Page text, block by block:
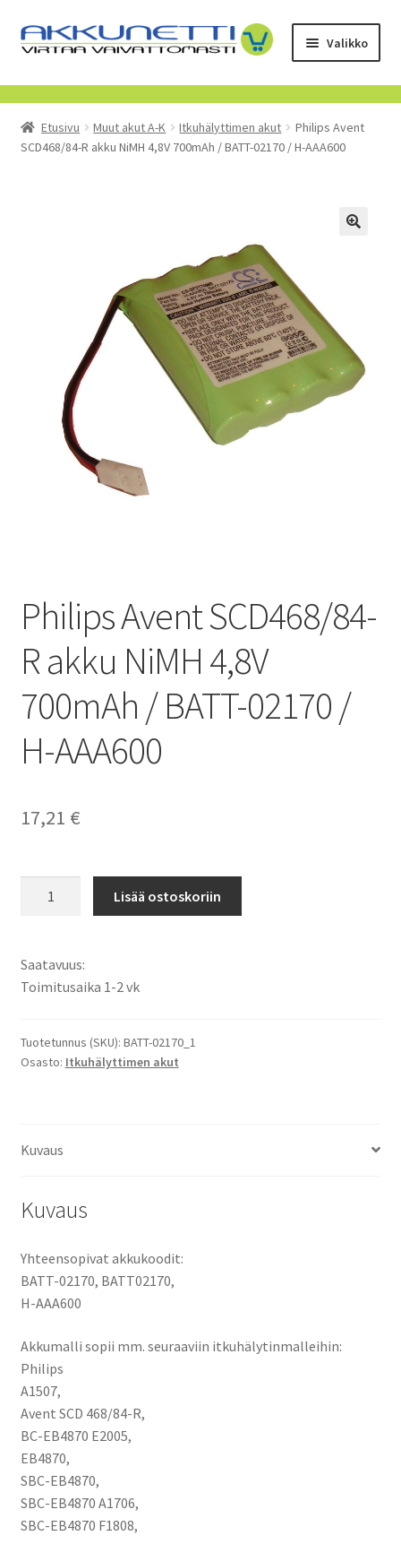
Siirry
navigointiin
Siirry
sisältöön
Valikko
Kauppa
Tietoa meistä
POISTUVAT TUOTTEET
Etusivu Muut akut A-K Itkuhälyttimen akut
Philips Avent
SCD468/84-R akku NiMH 4,8V 700mAh / BATT-02170 / H-AAA600
Philips Avent SCD468/84-
R akku NiMH 4,8V
700mAh / BATT-02170 /
H-AAA600
17,21 €
akku
NiMH
700mAh
/
H-
määrä
Lisää ostoskoriin
Saatavuus:
Toimitusaika 1-2 vk
Tuotetunnus (SKU): BATT-02170_1
Osasto: Itkuhälyttimen akut
Kuvaus
Kuvaus
Yhteensopivat akkukoodit:
BATT-02170, BATT02170,
H-AAA600
Akkumalli sopii mm. seuraaviin itkuhälytinmalleihin:
Philips
A1507,
Avent SCD 468/84-R,
BC-EB4870 E2005,
EB4870,
SBC-EB4870,
SBC-EB4870 A1706,
SBC-EB4870 F1808,